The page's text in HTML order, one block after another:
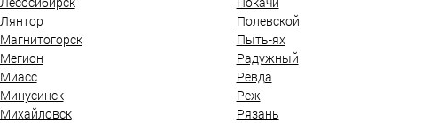
Лянтор
Магнитогорск
Мегион
Миасс
Минусинск
Михайловск
Полевской
Пыть-ях
Радужный
Ревда
Реж
Рязань